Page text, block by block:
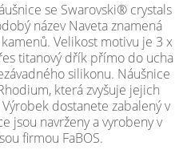
se Swarovski® crystals
název Naveta znamená
Velikost motivu je 3 x
titanový dřík přímo do ucha
silikonu. Náušnice
která zvyšuje jejich
dostanete zabalený v
jsou navrženy a vyrobeny v
firmou FaBOS.